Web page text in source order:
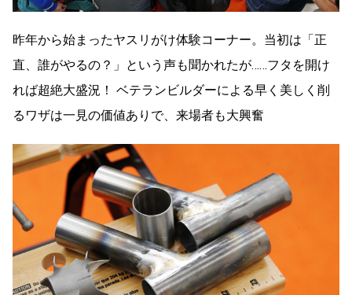
昨年から始まったヤスリがけ体験コーナー。当初は「正
直、誰がやるの？」という声も聞かれたが……フタを開け
れば超絶大盛況！ ベテランビルダーによる早く美しく削
るワザは一見の価値ありで、来場者も大興奮